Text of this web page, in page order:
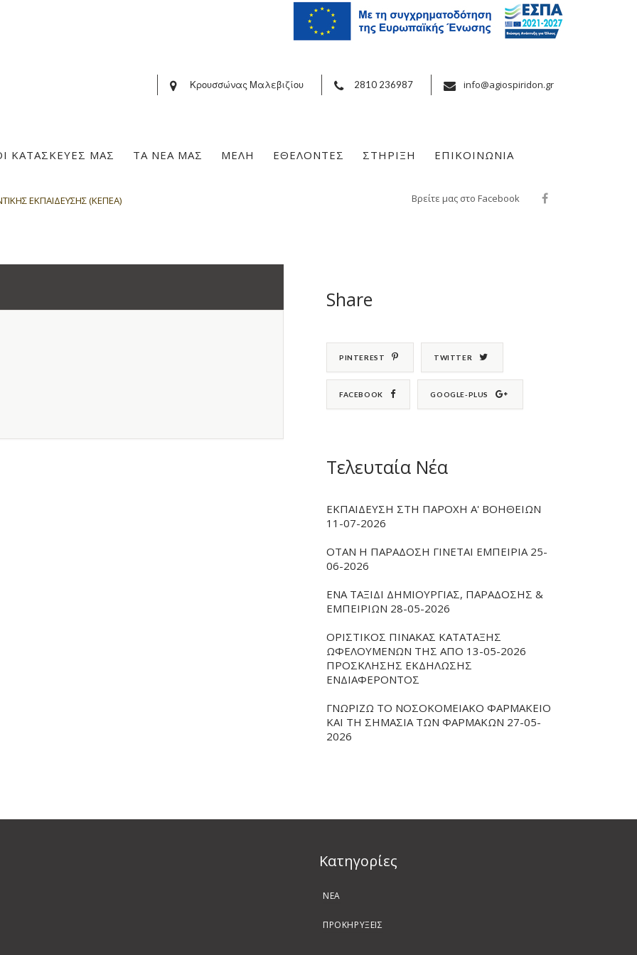
Κρουσσώνας Μαλεβιζίου 2810 236987 info@agiospiridon.gr
ΚΑΤΑΣΚΕΥΕΣ ΜΑΣ ΤΑ ΝΕΑ ΜΑΣ ΜΕΛΗ ΕΘΕΛΟΝΤΕΣ ΣΤΗΡΙΞΗ ΕΠΙΚΟΙΝΩΝΙΑ
ΕΚΠΑΙΔΕΥΣΗΣ (ΚΕΠΕΑ) Βρείτε μας στο Facebook
Share
PINTEREST TWITTER
FACEBOOK GOOGLE-PLUS
Τελευταία Νέα
ΕΚΠΑΙΔΕΥΣΗ ΣΤΗ ΠΑΡΟΧΗ Α' ΒΟΗΘΕΙΩΝ
11-07-2026
ΟΤΑΝ Η ΠΑΡΑΔΟΣΗ ΓΙΝΕΤΑΙ ΕΜΠΕΙΡΙΑ 25-
06-2026
ΕΝΑ ΤΑΞΙΔΙ ΔΗΜΙΟΥΡΓΙΑΣ, ΠΑΡΑΔΟΣΗΣ &
ΕΜΠΕΙΡΙΩΝ 28-05-2026
ΟΡΙΣΤΙΚΟΣ ΠΙΝΑΚΑΣ ΚΑΤΑΤΑΞΗΣ
ΩΦΕΛΟΥΜΕΝΩΝ ΤΗΣ ΑΠΟ 13-05-2026
ΠΡΟΣΚΛΗΣΗΣ ΕΚΔΗΛΩΣΗΣ
ΕΝΔΙΑΦΕΡΟΝΤΟΣ
ΓΝΩΡΙΖΩ ΤΟ ΝΟΣΟΚΟΜΕΙΑΚΟ ΦΑΡΜΑΚΕΙΟ
ΚΑΙ ΤΗ ΣΗΜΑΣΙΑ ΤΩΝ ΦΑΡΜΑΚΩΝ 27-05-
2026
Kατηγορίες
ΝΕΑ
ΠΡΟΚΗΡΥΞΕΙΣ